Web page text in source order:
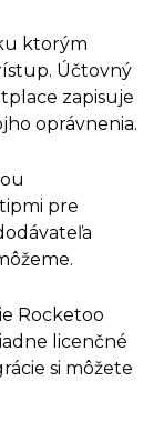
ktorým
Účtovný
zapisuje
oprávnenia.
pre
Rocketoo
licenčné
si môžete